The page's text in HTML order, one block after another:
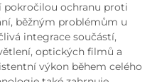
pokročilou ochranu proti
běžným problémům u
integrace součástí,
optických filmů a
výkon během celého